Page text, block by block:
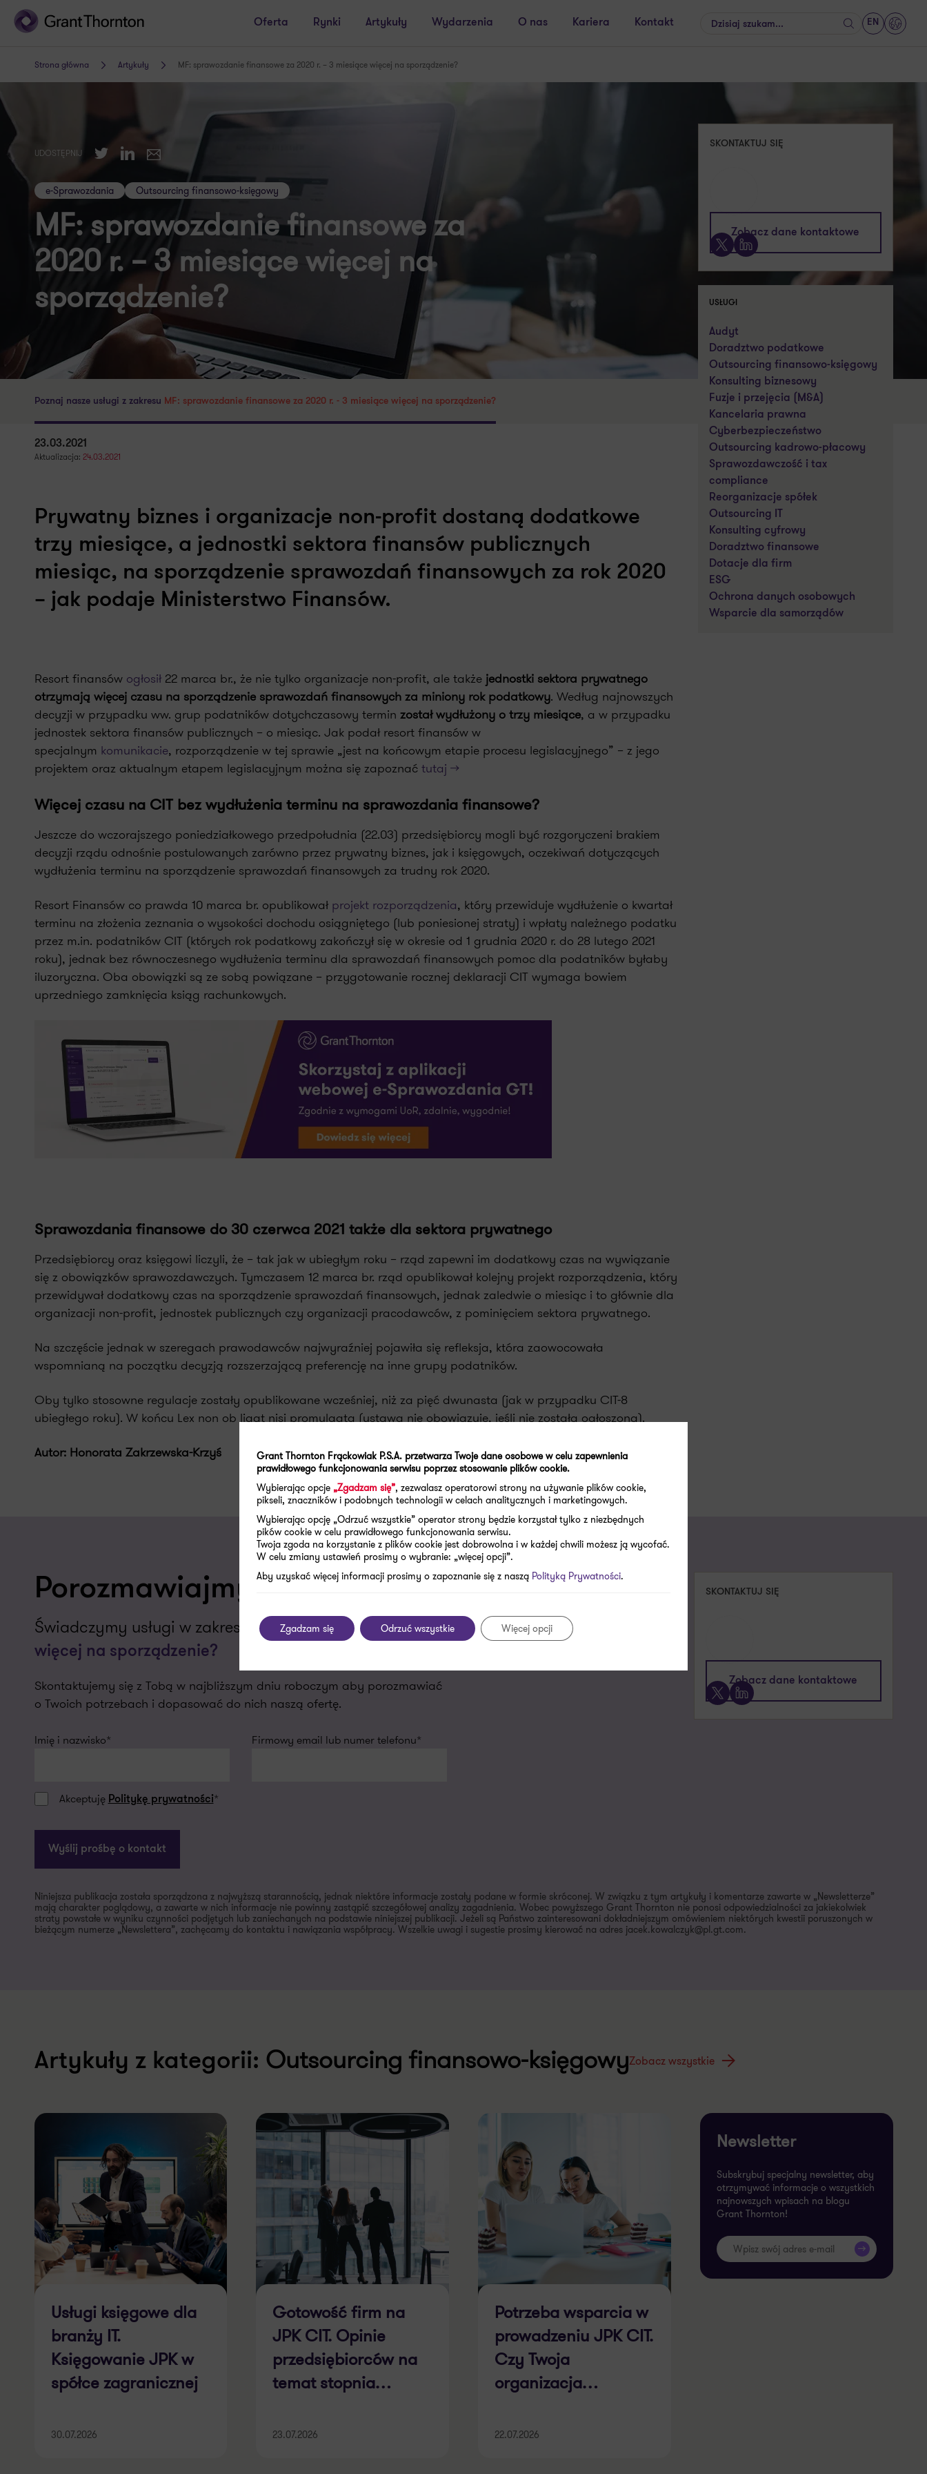
Oferta Rynki Artykuły Wydarzenia O nas Kariera Kontakt Szukaj
EN
Strona główna Artykuły MF: sprawozdanie finansowe za 2020 r. – 3 miesiące więcej na sporządzenie?
UDOSTĘPNIJ TwitterLinkedIn
E-mail
e-Sprawozdania Outsourcing finansowo-księgowy
MF: sprawozdanie finansowe za
2020 r. – 3 miesiące więcej na
sporządzenie?
SKONTAKTUJ SIĘ
Zobacz dane kontaktowe
X LinkedIn
USŁUGI
Audyt
Doradztwo podatkowe
Outsourcing finansowo-księgowy
Konsulting biznesowy
Fuzje i przejęcia (M&A)
Kancelaria prawna
Cyberbezpieczeństwo
Outsourcing kadrowo-płacowy
Sprawozdawczość i tax
compliance
Reorganizacje spółek
Outsourcing IT
Konsulting cyfrowy
Doradztwo finansowe
Dotacje dla firm
ESG
Ochrona danych osobowych
Wsparcie dla samorządów
Poznaj nasze usługi z zakresu MF: sprawozdanie finansowe za 2020 r. - 3 miesiące więcej na sporządzenie?
23.03.2021
Aktualizacja: 24.03.2021
Prywatny biznes i organizacje non-profit dostaną dodatkowe
trzy miesiące, a jednostki sektora finansów publicznych
miesiąc, na sporządzenie sprawozdań finansowych za rok 2020
– jak podaje Ministerstwo Finansów.
Resort finansów ogłosił22 marca br., że nie tylko organizacje non-profit, ale także jednostki sektora prywatnego
otrzymają więcej czasu na sporządzenie sprawozdań finansowych za miniony rok podatkowy. Według najnowszych
decyzji w przypadku ww. grup podatników dotychczasowy termin został wydłużony o trzy miesiące, a w przypadku
jednostek sektora finansów publicznych – o miesiąc. Jak podał resort finansów w
specjalnym komunikacie, rozporządzenie w tej sprawie „jest na końcowym etapie procesu legislacyjnego” – z jego
projektem oraz aktualnym etapem legislacyjnym można się zapoznaćtutaj >>
Więcej czasu na CIT bez wydłużenia terminu na sprawozdania finansowe?
Jeszcze do wczorajszego poniedziałkowego przedpołudnia (22.03) przedsiębiorcy mogli być rozgoryczeni brakiem
decyzji rządu odnośnie postulowanych zarówno przez prywatny biznes, jak i księgowych, oczekiwań dotyczących
wydłużenia terminu na sporządzenie sprawozdań finansowych za trudny rok 2020.
Resort Finansów co prawda 10 marca br. opublikował projekt rozporządzenia, który przewiduje wydłużenie o kwartał
terminu na złożenia zeznania o wysokości dochodu osiągniętego (lub poniesionej straty) i wpłaty należnego podatku
przez m.in. podatników CIT (których rok podatkowy zakończył się w okresie od 1 grudnia 2020 r. do 28 lutego 2021
roku), jednak bez równoczesnego wydłużenia terminu dla sprawozdań finansowych pomoc dla podatników byłaby
iluzoryczna. Oba obowiązki są ze sobą powiązane – przygotowanie rocznej deklaracji CIT wymaga bowiem
uprzedniego zamknięcia ksiąg rachunkowych.
Sprawozdania finansowe do 30 czerwca 2021 także dla sektora prywatnego
Przedsiębiorcy oraz księgowi liczyli, że – tak jak w ubiegłym roku – rząd zapewni im dodatkowy czas na wywiązanie
się z obowiązków sprawozdawczych. Tymczasem 12 marca br. rząd opublikował kolejny projekt rozporządzenia, który
przewidywał dodatkowy czas na sporządzenie sprawozdań finansowych, jednak zaledwie o miesiąc i to głównie dla
organizacji non-profit, jednostek publicznych czy organizacji pracodawców, z pominięciem sektora prywatnego.
Na szczęście jednak w szeregach prawodawców najwyraźniej pojawiła się refleksja, która zaowocowała
wspomnianą na początku decyzją rozszerzającą preferencję na inne grupy podatników.
Oby tylko stosowne regulacje zostały opublikowane wcześniej, niż za pięć dwunasta (jak w przypadku CIT-8
ubiegłego roku). W końcu Lex non ob ligat nisi promulgata (ustawa nie obowiązuje, jeśli nie została ogłoszona).
Autor: Honorata Zakrzewska-Krzyś
Porozmawiajmy o Twoich wyzwaniach
Świadczymy usługi w zakresie
MF: sprawozdanie finansowe za 2020 r. - 3 miesiące
więcej na sporządzenie?
Skontaktujemy się z Tobą w najbliższym dniu roboczym aby porozmawiać
o Twoich potrzebach i dopasować do nich naszą ofertę.
Imię i nazwisko* Firmowy email lub numer telefonu*
Akceptuję Politykę prywatności*
Wyślij prośbę o kontakt
SKONTAKTUJ SIĘ
Zobacz dane kontaktowe
X LinkedIn
Niniejsza publikacja została sporządzona z najwyższą starannością, jednak niektóre informacje zostały podane w formie skróconej. W związku z tym artykuły i komentarze zawarte w „Newsletterze”
mają charakter poglądowy, a zawarte w nich informacje nie powinny zastąpić szczegółowej analizy zagadnienia. Wobec powyższego Grant Thornton nie ponosi odpowiedzialności za jakiekolwiek
straty powstałe w wyniku czynności podjętych lub zaniechanych na podstawie niniejszej publikacji. Jeżeli są Państwo zainteresowani dokładniejszym omówieniem niektórych kwestii poruszonych w
bieżącym numerze „Newslettera”, zachęcamy do kontaktu i nawiązania współpracy. Wszelkie uwagi i sugestie prosimy kierować na adres jacek.kowalczyk@pl.gt.com.
Artykuły z kategorii: Outsourcing finansowo-księgowyZobacz wszystkie
Usługi księgowe dla
branży IT.
Księgowanie JPK w
spółce zagranicznej
30.07.2026
Gotowość firm na
JPK CIT. Opinie
przedsiębiorców na
temat stopnia
JPK CIT [Raport]
23.07.2026
Potrzeba wsparcia w
prowadzeniu JPK CIT.
Czy Twoja
organizacja
operacyjnego przy
22.07.2026
Newsletter
Subskrybuj specjalny newsletter, aby
otrzymywać informacje o wszystkich
najnowszych wpisach na blogu
Grant Thornton!
>>
Grant Thornton Frąckowiak P.S.A. przetwarza Twoje dane osobowe w celu zapewnienia
prawidłowego funkcjonowania serwisu poprzez stosowanie plików cookie.
Wybierając opcje „Zgadzam się”, zezwalasz operatorowi strony na używanie plików cookie,
pikseli, znaczników i podobnych technologii w celach analitycznych i marketingowych.
Wybierając opcję „Odrzuć wszystkie” operator strony będzie korzystał tylko z niezbędnych
pików cookie w celu prawidłowego funkcjonowania serwisu.
Twoja zgoda na korzystanie z plików cookie jest dobrowolna i w każdej chwili możesz ją wycofać.
W celu zmiany ustawień prosimy o wybranie: „więcej opcji”.
Aby uzyskać więcej informacji prosimy o zapoznanie się z naszą Polityką Prywatności.
Zgadzam się Odrzuć wszystkie Więcej opcji